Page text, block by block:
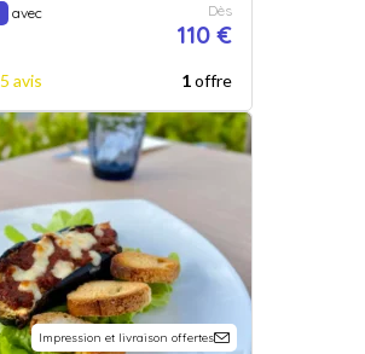
avec Dès
110 €
5 avis 1offre
Impression et livraison offertes